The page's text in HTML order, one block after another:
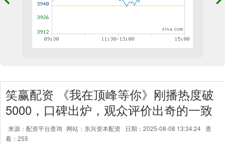
笑赢配资 《我在顶峰等你》刚播热度破
5000，口碑出炉，观众评价出奇的一致
来源：配资平台查询 网站：东兴资本配资 日期：2025-08-08 13:34:24 查
看：255